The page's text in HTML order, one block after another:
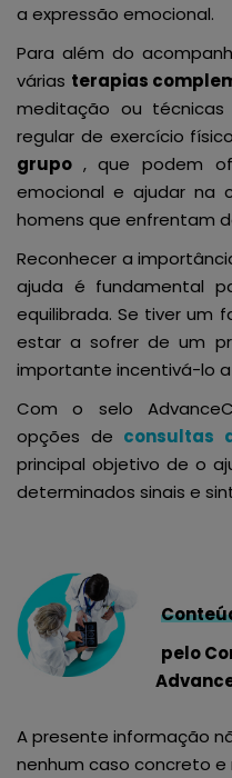
a expressão emocional.
Para além do
várias terapias
meditação ou técnicas
regular de exercício
grupo , que podem
emocional e ajudar na
homens que enfrentam
Reconhecer a
ajuda é fundamental
equilibrada. Se tiver um
estar a sofrer de um
importante incentivá-lo
Com o selo
opções de consultas
principal objetivo de o
determinados sinais e
pelo
A presente informação
nenhum caso concreto